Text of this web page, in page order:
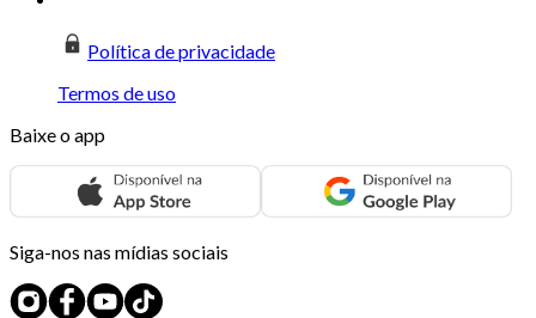
Política de privacidade
Termos de uso
Baixe o app
Siga-nos nas mídias sociais